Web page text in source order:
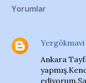
Yorumlar
Yergökmavi
Ankara